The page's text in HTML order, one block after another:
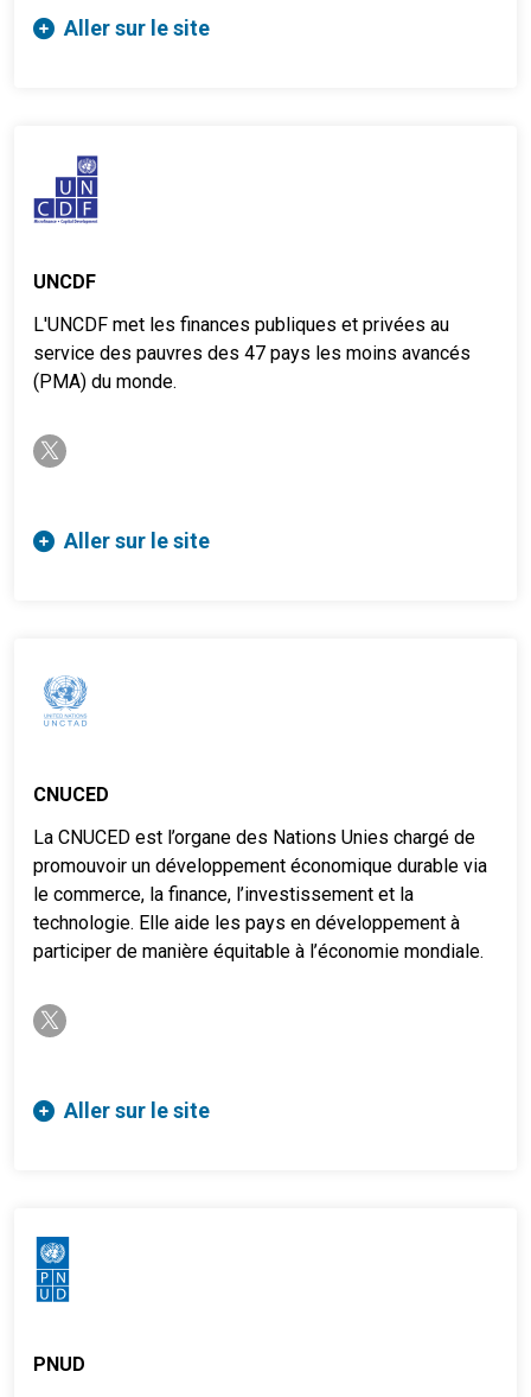
Aller sur le site
UNCDF
L'UNCDF met les finances publiques et privées au
service des pauvres des 47 pays les moins avancés
(PMA) du monde.
twitter-x
Aller sur le site
CNUCED
La CNUCED est l’organe des Nations Unies chargé de
promouvoir un développement économique durable via
le commerce, la finance, l’investissement et la
technologie. Elle aide les pays en développement à
participer de manière équitable à l’économie mondiale.
twitter-x
Aller sur le site
PNUD